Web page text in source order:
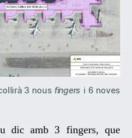
3 nous fingers i 6 noves
dic amb 3 fingers, que